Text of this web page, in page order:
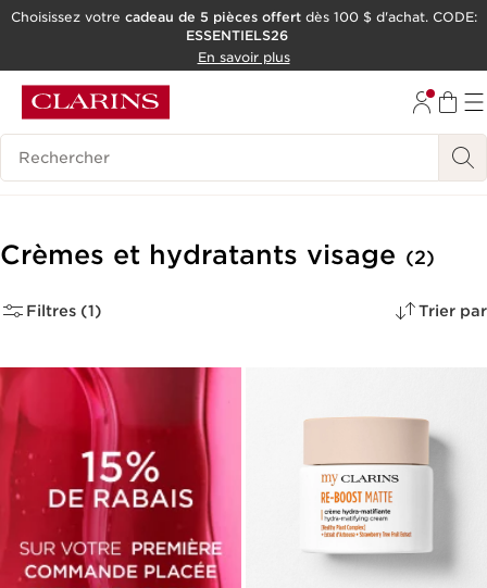
ALLER AU CONTENU
OUTIL D'ACCESSIBILITÉ
Choisissez votre cadeau de 5 pièces offertdès 100 $ d'achat. CODE:
ESSENTIELS26
En savoir plus
Historique des recherches
Crèmes et hydratants visage (2)
Filtres (1) Trier par